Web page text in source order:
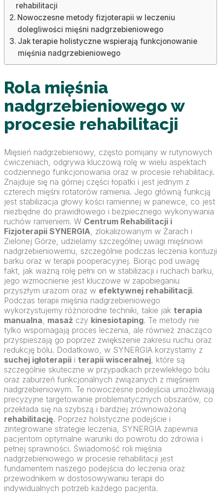
rehabilitacji
Nowoczesne metody fizjoterapii w leczeniu
dolegliwości mięśni nadgrzebieniowego
Jak terapie holistyczne wspierają funkcjonowanie
mięśnia nadgrzebieniowego
Rola mięśnia
nadgrzebieniowego w
procesie rehabilitacji
Mięsień nadgrzebieniowy, często pomijany w rutynowych
ćwiczeniach, odgrywa kluczową rolę w wielu aspektach
codziennego funkcjonowania oraz w procesie rehabilitacji.
Znajduje się na górnej części łopatki i jest jednym z
czterech mięśni rotatorów ramienia. Jego główną funkcją
jest stabilizacja głowy kości ramiennej w panewce, co jest
niezbędne do prawidłowego i bezpiecznego wykonywania
ruchów ramieniem. W Centrum Rehabilitacji i
Fizjoterapii SYNERGIA, zlokalizowanym w Żarach i
Zielonej Górze, udzielamy szczególnej uwagi mięśniowi
nadgrzebieniowemu, szczególnie podczas leczenia kontuzji
barku oraz w terapii pooperacyjnej. Biorąc pod uwagę
fakt, jak ważną rolę pełni on w stabilizacji i ruchach barku,
jego wzmocnienie jest kluczowe w zapobieganiu
przyszłym urazom oraz w efektywnej rehabilitacji.
Podczas terapii mięśnia nadgrzebieniowego
wykorzystujemy różnorodne techniki, takie jak terapia
manualna, masaż czy kinesiotaping. Te metody nie
tylko wspomagają proces leczenia, ale również znacząco
przyspieszają go poprzez zwiększenie zakresu ruchu oraz
redukcję bólu. Dodatkowo, w SYNERGIA korzystamy z
suchej igłoterapii i terapii wisceralnej, które są
szczególnie skuteczne w przypadkach przewlekłego bólu
oraz zaburzeń funkcjonalnych związanych z mięśniem
nadgrzebieniowym. Te nowoczesne podejścia umożliwiają
precyzyjne targetowanie problematycznych obszarów, co
przekłada się na szybszą i bardziej zrównoważoną
rehabilitację. Poprzez holistyczne podejście i
zintegrowane strategie leczenia, SYNERGIA zapewnia
pacjentom optymalne warunki do powrotu do zdrowia i
pełnej sprawności. Świadomość roli mięśnia
nadgrzebieniowego w procesie rehabilitacji jest
fundamentem naszego podejścia do leczenia oraz
przewodnikem w dostosowywaniu terapii do
indywidualnych potrzeb każdego pacjenta.